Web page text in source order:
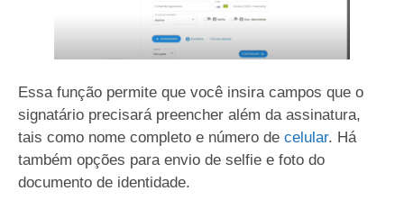
Essa função permite que você insira campos que o
signatário precisará preencher além da assinatura,
tais como nome completo e número de celular. Há
também opções para envio de selfie e foto do
documento de identidade.